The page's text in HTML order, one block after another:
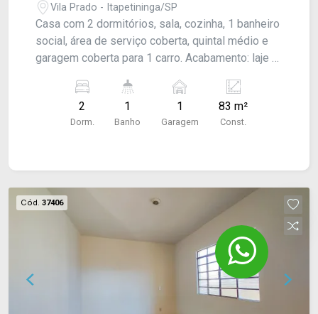
Vila Prado - Itapetininga/SP
Casa com 2 dormitórios, sala, cozinha, 1 banheiro
social, área de serviço coberta, quintal médio e
garagem coberta para 1 carro. Acabamento: laje e
2
Dorm.
1
Banho
1
Garagem
83 m²
Const.
Cód. 37406